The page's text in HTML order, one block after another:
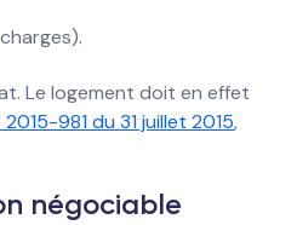
Le logement doit en effet
981 du 31 juillet 2015,
négociable